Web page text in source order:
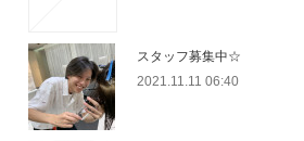
スタッフ募集中☆
2021.11.11 06:40